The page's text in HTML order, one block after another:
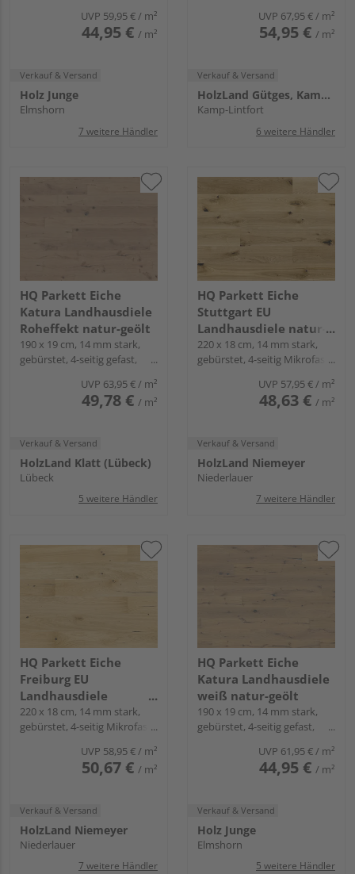
UVP 59,95 €/ m²
44,95 € / m²
Verkauf & Versand
Holz Junge
Elmshorn
7 weitere Händler
UVP 67,95 €/ m²
54,95 € / m²
Verkauf & Versand
HolzLand Gütges, Kamp-Lintfort
Kamp-Lintfort
6 weitere Händler
HQ Parkett Eiche
Katura Landhausdiele
Roheffekt natur-geölt
190 x 19 cm, 14 mm stark,
gebürstet, 4-seitig gefast,
UVP 63,95 €/ m²
49,78 € / m²
Verkauf & Versand
HolzLand Klatt (Lübeck)
Lübeck
5 weitere Händler
HQ Parkett Eiche
Stuttgart EU
Landhausdiele natur-
geölt - Landhausdiele
Rustikal
220 x 18 cm, 14 mm stark,
gebürstet, 4-seitig Mikrofase,
UVP 57,95 €/ m²
48,63 € / m²
Verkauf & Versand
HolzLand Niemeyer
Niederlauer
7 weitere Händler
HQ Parkett Eiche
Freiburg EU
Landhausdiele
Roheffekt natur-geölt -
Landhausdiele
220 x 18 cm, 14 mm stark,
gebürstet, 4-seitig Mikrofase,
UVP 58,95 €/ m²
50,67 € / m²
Verkauf & Versand
HolzLand Niemeyer
Niederlauer
7 weitere Händler
HQ Parkett Eiche
Katura Landhausdiele
weiß natur-geölt
190 x 19 cm, 14 mm stark,
gebürstet, 4-seitig gefast,
UVP 61,95 €/ m²
44,95 € / m²
Verkauf & Versand
Holz Junge
Elmshorn
5 weitere Händler